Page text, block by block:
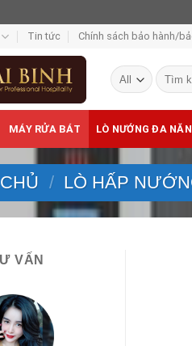
Tin tức Chính sách bảo hành/
Tìm
kiếm:
MÁY RỬA BÁT LÒ NƯỚNG ĐA
/ LÒ HẤP
VẤN